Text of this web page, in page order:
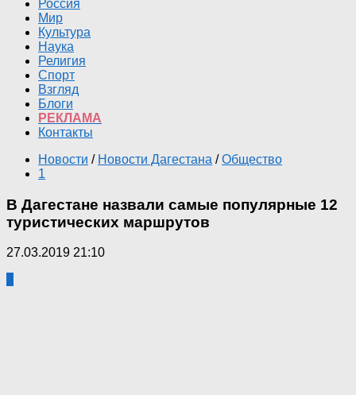
Россия
Мир
Культура
Наука
Религия
Спорт
Взгляд
Блоги
РЕКЛАМА
Контакты
Новости / Новости Дагестана / Общество
1
В Дагестане назвали самые популярные 12
туристических маршрутов
27.03.2019 21:10